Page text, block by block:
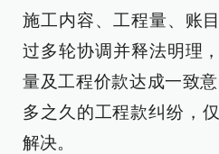
施工内容、工程量、账
过多轮协调并释法明理
量及工程价款达成一致
多之久的工程款纠纷，
解决。